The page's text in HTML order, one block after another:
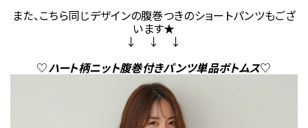
また、こちら同じデザインの腹巻つきのショートパンツもござ
います★
↓ ↓ ↓
♡ハート柄ニット腹巻付きパンツ単品ボトムス♡